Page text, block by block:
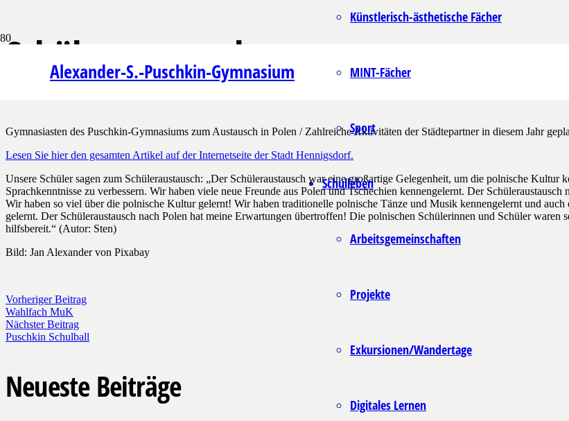
Alexander-S.-Puschkin-Gymnasium
Künstlerisch-ästhetische Fächer
MINT-Fächer
Sport
Schulleben
Arbeitsgemeinschaften
Projekte
Exkursionen/Wandertage
Digitales Lernen
Schüleraustausch
Gymnasiasten des Puschkin-Gymnasiums zum Austausch in Polen / Zahlreiche Aktivitäten der Städtepartner in diesem Jahr
Lesen Sie hier den gesamten Artikel auf der Internetseite der Stadt Hennigsdorf.
Unsere Schüler sagen zum Schüleraustausch: „Der Schüleraustausch war eine großartige Gelegenheit, um die polnische Kultur
Sprachkenntnisse zu verbessern. Wir haben viele neue Freunde aus Polen und Tschechien kennengelernt. Der
Wir haben so viel über die polnische Kultur gelernt! Wir haben traditionelle polnische Tänze und Musik kennengelernt und
gelernt. Der Schüleraustausch nach Polen hat meine Erwartungen übertroffen! Die polnischen Schülerinnen und Schüler waren
hilfsbereit.“ (Autor: Sten)
Bild: Jan Alexander von Pixabay
Vorheriger Beitrag
Wahlfach MuK
Nächster Beitrag
Puschkin Schulball
Neueste Beiträge